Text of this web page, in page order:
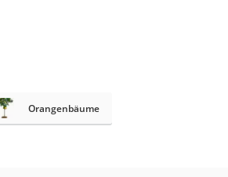
Orangenbäume